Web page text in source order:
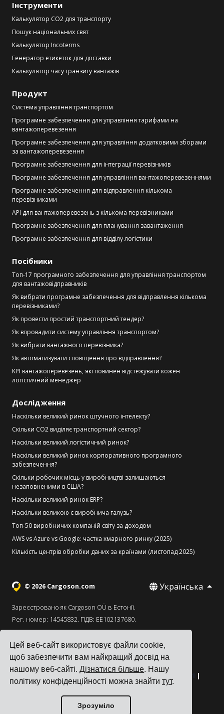
Цей веб-сайт використовує файли cookie,
щоб забезпечити вам найкращий досвід на
нашому веб-сайті.Дізнатися більше. Нашу
політику конфіденційності можна знайтитут.
Зрозуміло
Інструменти
Калькулятор CO2 для транспорту
Пошук національних свят
Калькулятор Incoterms
Генератор етикеток для доставки
Калькулятор часу транзиту вантажів
Продукт
Система управління транспортом
Програмне забезпечення для управління тарифами на
вантажоперевезення
Програмне забезпечення для управління додатковими зборами
за вантажоперевезення
Програмне забезпечення для інтеграції перевізників
Програмне забезпечення для управління вантажоперевезеннями
Програмне забезпечення для відправлення кількома
перевізниками
API для вантажоперевезень з кількома перевізниками
Програмне забезпечення для планування завантаження
Програмне забезпечення для відділу логістики
Посібники
Топ-17 програмного забезпечення для управління транспортом
для вантажовідправників
Як вибрати програмне забезпечення для відправлення кількома
перевізниками?
Як провести простий транспортний тендер?
Як впровадити систему управління транспортом?
Як вибрати вантажного перевізника?
Як автоматизувати сповіщення про відправлення?
KPI вантажоперевезень, які повинен відстежувати кожен
логістичний менеджер
Дослідження
Наскільки великий ринок штучного інтелекту?
Скільки CO2 виділяє транспортний сектор?
Наскільки великий логістичний ринок?
Наскільки великий ринок корпоративного програмного
забезпечення?
Скільки робочих місць у виробництві залишаються
незаповненими в США?
Наскільки великий ринок ERP?
Наскільки великою є виробнича галузь?
Топ-50 виробничих компаній світу за доходом
AWS vs Azure vs Google: частка хмарного ринку (2025)
Кількість центрів обробки даних за країнами (листопад 2025)
© 2026 Cargoson.com Українська
Зареєстровано як Cargoson OÜ в Естонії.
Рег. номер: 14545832. ПДВ: EE102137680.
+372 5555 0028 · hello@cargoson.com
Умови надання послуг|Політика конфіденційності |
Політика використання файлів cookie